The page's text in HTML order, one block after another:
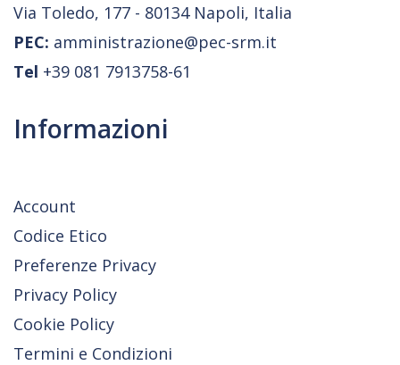
Via Toledo, 177 - 80134 Napoli, Italia
PEC: amministrazione@pec-srm.it
Tel +39 081 7913758-61
Informazioni
Account
Codice Etico
Preferenze Privacy
Privacy Policy
Cookie Policy
Termini e Condizioni